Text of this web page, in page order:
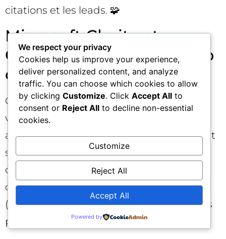
citations et les leads. 🧩
Microsoft Clarity et
Google Analytics : un duo
complémentaire
Google Analytics propose désormais une
vision du trafic en provenance des
assistants IA. Utilisez GA pour quantifier et
segmenter la performance jusqu’à la
conversion et Microsoft Clarity pour
comprendre la mécanique de visibilité IA
(citations, requêtes, part d’autorité, pages
phares). 🤝
We respect your privacy
Cookies help us improve your experience,
deliver personalized content, and analyze
traffic. You can choose which cookies to allow
by clicking Customize. Click Accept All to
consent or Reject All to decline non-essential
cookies.
Customize
Reject All
Accept All
Powered by